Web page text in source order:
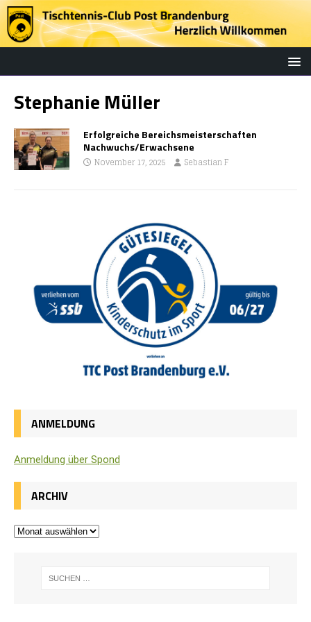
Stephanie Müller
Erfolgreiche Bereichsmeisterschaften
Nachwuchs/Erwachsene
November 17, 2025 Sebastian F
ANMELDUNG
Anmel­dung über Spond
ARCHIV